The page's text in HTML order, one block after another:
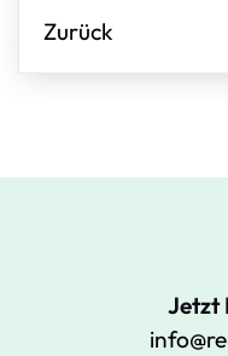
Zurück
Jetzt